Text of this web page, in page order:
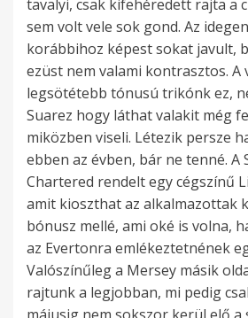
tavalyi, csak kifehéredett rajta a
sem volt vele sok gond. Az
korábbihoz képest sokat javult,
ezüst nem valami kontrasztos. A
legsötétebb tónusú trikónk ez,
Suarez hogy láthat valakit még
miközben viseli. Létezik persze
ebben az évben, bár ne tenné. A
Chartered rendelt egy cégszínű
amit kioszthat az alkalmazottak
bónusz mellé, ami oké is volna,
az Evertonra emlékeztetnének
Valószínűleg a Mersey másik
rajtunk a legjobban, mi pedig